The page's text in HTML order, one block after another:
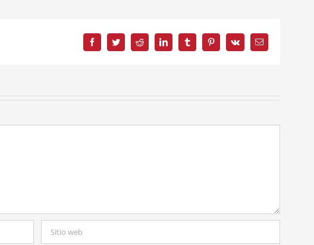
FacebookTwitterReddit LinkedInTumblrPinterest
Vk
Correo
electrónico